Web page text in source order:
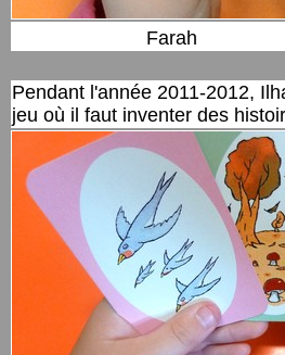
Farah
Pendant l'année 2011-2012,
jeu où il faut inventer des